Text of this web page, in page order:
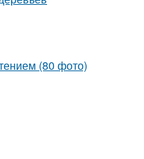
(80 фото)